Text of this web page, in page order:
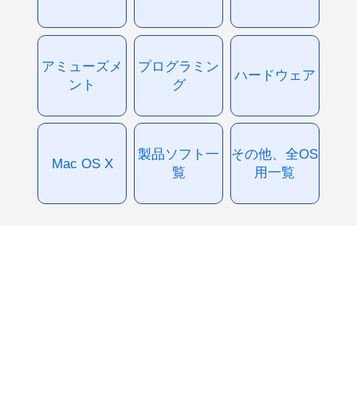
アミューズメ
ント
プログラミン
グ
ハードウェア
Mac OS X
製品ソフト一
覧
その他、全OS
用一覧